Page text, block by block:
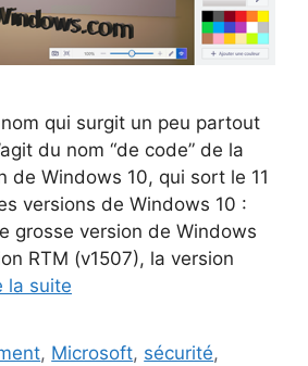
qui surgit un peu partout
du nom “de code” de la
de Windows 10, qui sort le 11
versions de Windows 10 :
grosse version de Windows
RTM (v1507), la version
la suite
, Microsoft, sécurité,